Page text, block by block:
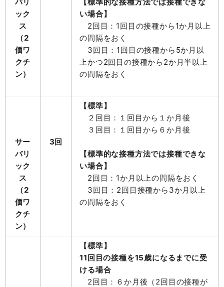
ック
ス
（2
価ワ
クチ
ン）
い場合】
2回目：1回目の接種から1か月以上
の間隔をおく
3回目：1回目の接種から5か月以
上かつ2回目の接種から2か月半以上
の間隔をおく
サー
バリ
ック
ス
（2
価ワ
クチ
ン）
3回
【標準】
２回目：１回目から１か月後
３回目：１回目から６か月後
【標準的な接種方法では接種できな
い場合】
2回目：1か月以上の間隔をおく
3回目：2回目接種から3か月以上
の間隔をおく
【標準】
11回目の接種を15歳になるまでに受
ける場合
2回目：６か月後（2回目の接種が